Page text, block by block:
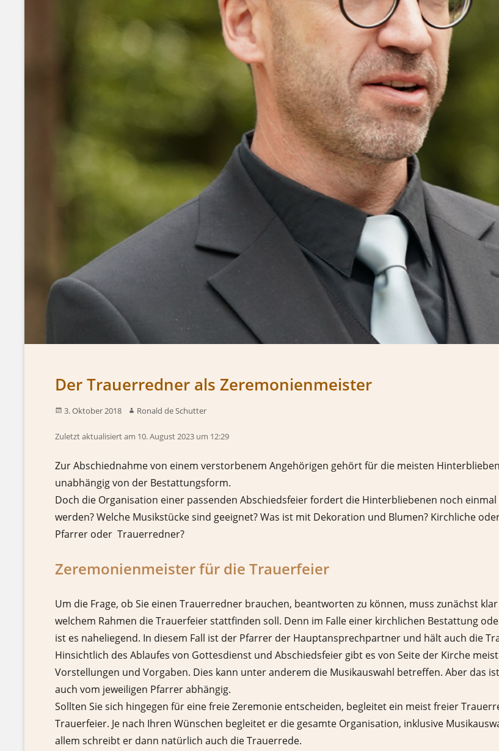
Der Trauerredner als Zeremonienmeister
3. Oktober 2018 Ronald de Schutter
Zuletzt aktualisiert am 10. August 2023 um 12:29
Zur Abschiednahme von einem verstorbenem Angehörigen gehört für die meisten
unabhängig von der Bestattungsform.
Doch die Organisation einer passenden Abschiedsfeier fordert die Hinterbliebenen noch
werden? Welche Musikstücke sind geeignet? Was ist mit Dekoration und Blumen? Kirchliche
Pfarrer oder Trauerredner?
Zeremonienmeister für die Trauerfeier
Um die Frage, ob Sie einen Trauerredner brauchen, beantworten zu können, muss zunächst
welchem Rahmen die Trauerfeier stattfinden soll. Denn im Falle einer kirchlichen Bestattung
ist es naheliegend. In diesem Fall ist der Pfarrer der Hauptansprechpartner und hält auch die
Hinsichtlich des Ablaufes von Gottesdienst und Abschiedsfeier gibt es von Seite der Kirche
Vorstellungen und Vorgaben. Dies kann unter anderem die Musikauswahl betreffen. Aber das
auch vom jeweiligen Pfarrer abhängig.
Sollten Sie sich hingegen für eine freie Zeremonie entscheiden, begleitet ein meist freier
Trauerfeier. Je nach Ihren Wünschen begleitet er die gesamte Organisation, inklusive
allem schreibt er dann natürlich auch die Trauerrede.